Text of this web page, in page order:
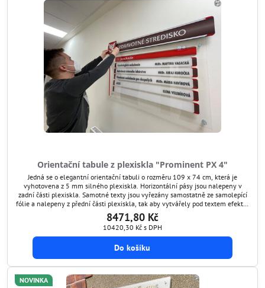
Orientační tabule z plexiskla "Prominent PX 4"
Jedná se o elegantní orientační tabuli o rozměru 109 x 74 cm, která je
vyhotovena z 5 mm silného plexiskla. Horizontální pásy jsou nalepeny v
zadní části plexiskla. Samotné texty jsou vyřezány samostatně ze samolepící
fólie a nalepeny z přední části plexiskla, tak aby vytvářely pod textem efektní
stín. Zároveň v případě potřeby lze tyto texty snadno aktualizovat jejich
odlepením a nalepením...
8471,80 Kč
10420,30 Kč s DPH
Do košíku
NOVINKA